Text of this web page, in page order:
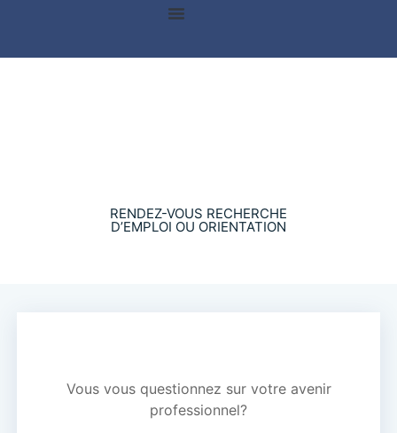
RENDEZ-VOUS RECHERCHE
D’EMPLOI OU ORIENTATION
Vous vous questionnez sur votre avenir
professionnel?